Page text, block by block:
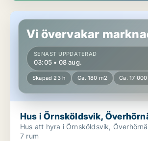
Hus i Örnsköldsvik, Överhörnäs
Vi övervakar
SENAST UPPDATERAD
03:05 • 08 aug.
Skapad 23 h Ca. 180 m2 Ca. 17
Hus i Örnsköldsvik,
Hus att hyra i Örnsköldsvik, Överhörnäs Bostaden
7 rum